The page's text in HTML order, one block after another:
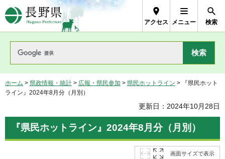
長野県Nagano Prefecture
アクセス メニュー 検索
ホーム > 県政情報・統計 > 広報・県民参加 > 県民ホットライン > 『県民ホット
ライン』2024年8月分（月別）
更新日：2024年10月28日
『県民ホットライン』2024年8月分（月別）
画面サイズで表示